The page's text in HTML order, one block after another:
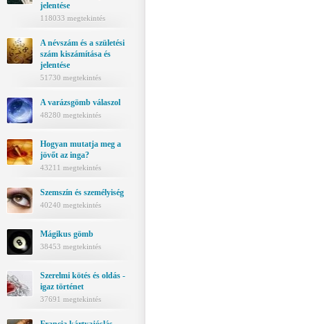
jelentése
118033 megtekintés
A névszám és a születési
szám kiszámítása és
jelentése
51730 megtekintés
A varázsgömb válaszol
48280 megtekintés
Hogyan mutatja meg a
jövőt az inga?
43211 megtekintés
Szemszín és személyiség
40240 megtekintés
Mágikus gömb
38453 megtekintés
Szerelmi kötés és oldás -
igaz történet
37691 megtekintés